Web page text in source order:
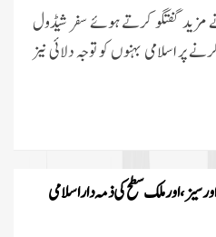
مزید گفتگو کرتے ہوئے سفر شیڈول
پر اسلامی بہنوں کو توجہ دلائی نیز
اور ملک سطح کی ذمہ دار اسلامی